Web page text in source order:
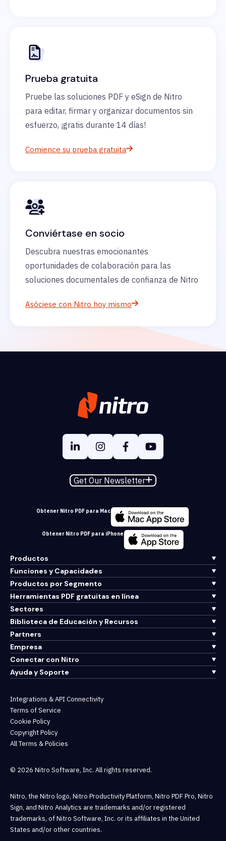
Prueba gratuita
Pruebe las soluciones PDF y eSign de Nitro
para editar, firmar y organizar documentos sin
esfuerzo, ¡gratis durante 14 días!
Comience su prueba gratuita
Conviértase en socio
Descubra nuestras emocionantes
oportunidades de colaboración para las
soluciones documentales de confianza de Nitro
Asóciese con Nitro hoy mismo
Get Our Newsletter
Obtener Nitro PDF para Mac
Obtener Nitro PDF para iPhone
Productos
Funciones y Capacidades
Productos por Segmento
Herramientas PDF gratuitas en línea
Sectores
Biblioteca de Educación y Recursos
Partners
Empresa
Conectar con Nitro
Ayuda y Soporte
Integrations & API Connectivity
Terms of Service
Cookie Policy
Copyright Policy
All Terms & Policies
© 2026 Nitro Software, Inc. All rights reserved.
Nitro, the Nitro logo, Nitro Productivity Platform, Nitro PDF Pro, Nitro
Sign, and Nitro Analytics are trademarks and/or registered
trademarks, of Nitro Software, Inc. or its affiliates in the United
States and/or other countries.